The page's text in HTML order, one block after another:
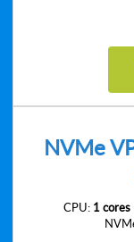
NVMe
CPU: 1 cores